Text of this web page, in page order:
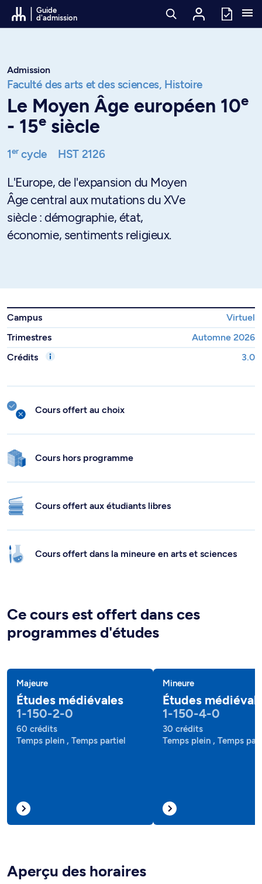
Passer au contenu
Guide
d'admission
Admission
Faculté des arts et des sciences, Histoire
Le Moyen Âge européen 10e
- 15e siècle
1ercycle HST 2126
L'Europe, de l'expansion du Moyen
Âge central aux mutations du XVe
siècle : démographie, état,
économie, sentiments religieux.
Campus
Virtuel
Trimestres
Automne 2026
Crédits
3.0
Cours offert au choix
Cours hors programme
Cours offert aux étudiants libres
Cours offert dans la mineure en arts et sciences
Ce cours est offert dans ces
programmes d'études
Majeure
Études médiévales
1-150-2-0
60 crédits
Temps plein , Temps partiel
Mineure
Études
1-150-4-0
30 crédits
Temps plein , Temps
Aperçu des horaires